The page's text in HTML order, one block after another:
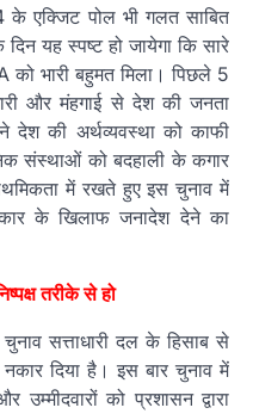
के एक्जिट पोल भी गलत साबित
यह स्पष्ट हो जायेगा कि सारे
भारी बहुमत मिला। पिछले 5
और मंहगाई से देश की जनता
देश की अर्थव्यवस्था को काफी
संस्थाओं को बदहाली के कगार
में रखते हुए इस चुनाव में
के खिलाफ जनादेश देने का
तरीके से हो
सत्ताधारी दल के हिसाब से
दिया है। इस बार चुनाव में
को प्रशासन द्वारा